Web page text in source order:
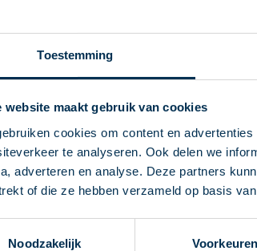
Toestemming
website maakt gebruik van cookies
cookies om content en
te analyseren. Ook delen we
adverteren en analyse. Deze partners
of die ze hebben verzameld op basis
Noodzakelijk
Voorkeuren
om de nabetaling uit het inkomen van
dat deze zijn ontvangen,
2018 aangevraagd en ook pas in 2018
heeft de nabetaling daarom terecht tot
en ECLI:NL:GHDHA:2024:462 | 05-